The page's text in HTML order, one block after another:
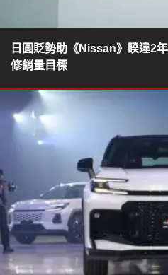
日圓貶勢助《Nissan》睽違2
修銷量目標